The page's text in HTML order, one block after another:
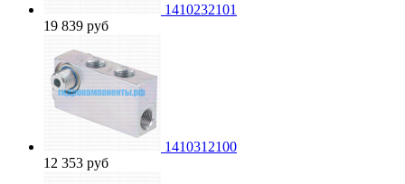
1410232101
19 839 руб
1410312100
12 353 руб